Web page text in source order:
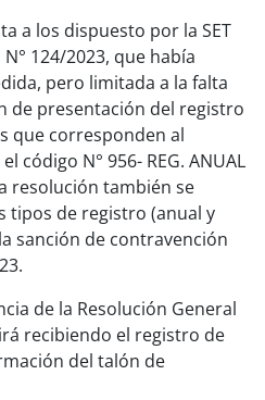
a los dispuesto por la SET
124/2023, que había
pero limitada a la falta
de presentación del registro
que corresponden al
código N° 956- REG. ANUAL
resolución también se
tipos de registro (anual y
sanción de contravención
de la Resolución General
recibiendo el registro de
del talón de